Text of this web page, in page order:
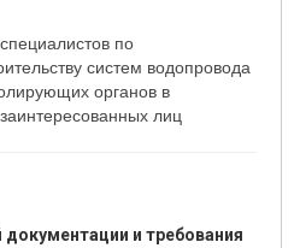
по
систем водопровода
органов в
лиц
и требования